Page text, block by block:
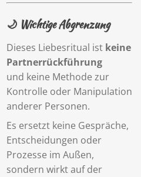
🌙 Wichtige Abgrenzung
Dieses Liebesritual ist keine
Partnerrückführung
und keine Methode zur
Kontrolle oder Manipulation
anderer Personen.
Es ersetzt keine Gespräche,
Entscheidungen oder
Prozesse im Außen,
sondern wirkt auf der